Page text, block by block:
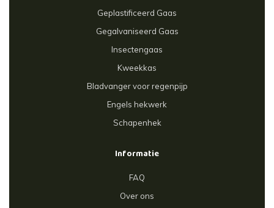
Geplastificeerd Gaas
Gegalvaniseerd Gaas
Insectengaas
Kweekkas
Bladvanger voor regenpijp
Engels hekwerk
Schapenhek
Informatie
FAQ
Over ons